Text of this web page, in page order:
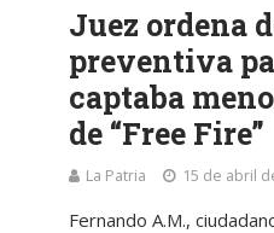
Juez ordena
preventiva
captaba
de “Free Fire”
La Patria 15 de abril
Fernando A.M.,